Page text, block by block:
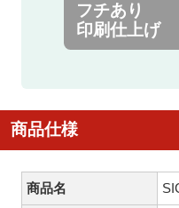
フチあり
印刷仕上げ
商品仕様
商品名